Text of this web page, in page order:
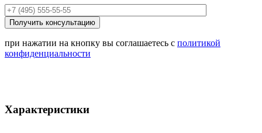
при нажатии на кнопку вы соглашаетесь с политикой
конфиденциальности
Характеристики